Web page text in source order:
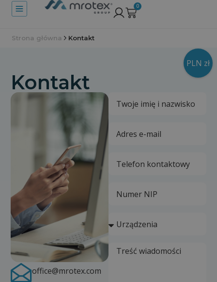
0
Strona główna Kontakt
Kontakt
office@mrotex.com
PLN zł